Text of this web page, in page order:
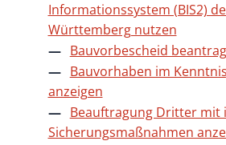
Informationssystem (BIS2)
Württemberg nutzen
Bauvorbescheid
Bauvorhaben im
anzeigen
Beauftragung Dritter mit
Sicherungsmaßnahmen